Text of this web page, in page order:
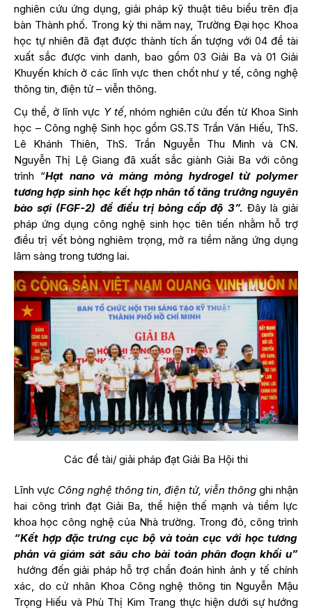
nghiên cứu ứng dụng, giải pháp kỹ thuật tiêu biểu trên địa
bàn Thành phố. Trong kỳ thi năm nay, Trường Đại học Khoa
học tự nhiên đã đạt được thành tích ấn tượng với 04 đề tài
xuất sắc được vinh danh, bao gồm 03 Giải Ba và 01 Giải
Khuyến khích ở các lĩnh vực then chốt như y tế, công nghệ
thông tin, điện tử – viễn thông.
Cụ thể, ở lĩnh vực Y tế, nhóm nghiên cứu đến từ Khoa Sinh
học – Công nghệ Sinh học gồm GS.TS Trần Văn Hiếu, ThS.
Lê Khánh Thiên, ThS. Trần Nguyễn Thu Minh và CN.
Nguyễn Thị Lệ Giang đã xuất sắc giành Giải Ba với công
trình “Hạt nano và màng mỏng hydrogel từ polymer
tương hợp sinh học kết hợp nhân tố tăng trưởng nguyên
bào sợi (FGF-2) để điều trị bỏng cấp độ 3”. Đây là giải
pháp ứng dụng công nghệ sinh học tiên tiến nhằm hỗ trợ
điều trị vết bỏng nghiêm trọng, mở ra tiềm năng ứng dụng
lâm sàng trong tương lai.
Các đề tài/ giải pháp đạt Giải Ba Hội thi
Lĩnh vực Công nghệ thông tin, điện tử, viễn thông ghi nhận
hai công trình đạt Giải Ba, thể hiện thế mạnh và tiềm lực
khoa học công nghệ của Nhà trường. Trong đó, công trình
“Kết hợp đặc trưng cục bộ và toàn cục với học tương
phản và giám sát sâu cho bài toán phân đoạn khối u”
hướng đến giải pháp hỗ trợ chẩn đoán hình ảnh y tế chính
xác, do cử nhân Khoa Công nghệ thông tin Nguyễn Mậu
Trọng Hiếu và Phù Thị Kim Trang thực hiện dưới sự hướng